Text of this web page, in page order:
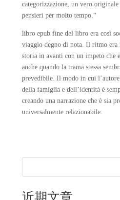
categorizzazione, un vero
pensieri per molto tempo.”
libro epub fine del libro era così
viaggio degno di nota. Il ritmo era
storia in avanti con un impeto che
anche quando la trama stessa
prevedibile. Il modo in cui
della famiglia e dell’identità è
creando una narrazione che è sia
universalmente relazionabile.